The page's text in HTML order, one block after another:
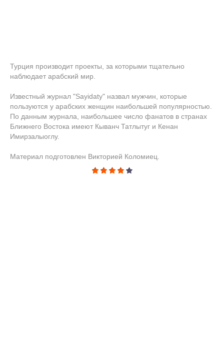
Турция производит проекты, за которыми тщательно
наблюдает арабский мир.
Известный журнал "Sayidaty" назвал мужчин, которые
пользуются у арабских женщин наибольшей популярностью.
По данным журнала, наибольшее число фанатов в странах
Ближнего Востока имеют Кыванч Татлытуг и Кенан
Имирзалыоглу.
Материал подготовлен Викторией Коломиец.